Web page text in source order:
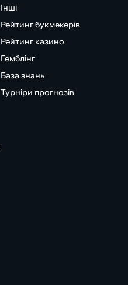
Інші
Рейтинг букмекерів
Рейтинг казино
Гемблінг
База знань
Турніри прогнозів